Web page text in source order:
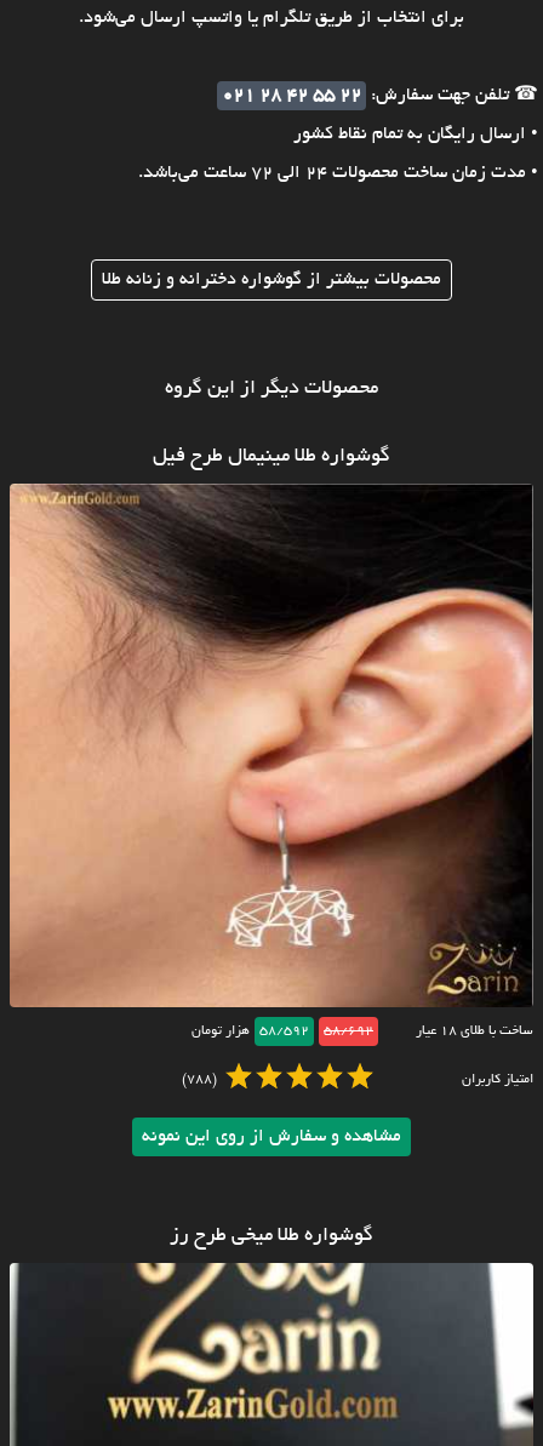
برای انتخاب از طریق تلگرام یا واتسپ ارسال می‌شود.
☎ تلفن جهت سفارش:
021 28 42 55 22
• ارسال رایگان به تمام نقاط کشور
• مدت زمان ساخت محصولات 24 الی 72 ساعت می‌باشد.
محصولات بیشتر از گوشواره دخترانه و زنانه طلا
محصولات دیگر از این گروه
گوشواره طلا مینیمال طرح فیل
ساخت با طلای ۱۸ عیار 58/692
58/592 هزار تومان
امتیاز کاربران (788)
مشاهده و سفارش از روی این نمونه
گوشواره طلا میخی طرح رز